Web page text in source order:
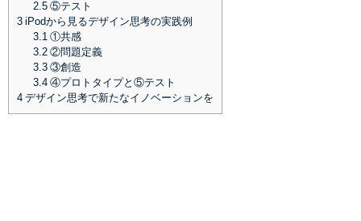
2.5⑤テスト
3 iPodから見るデザイン思考の実践例
3.1 ①共感
3.2②問題定義
3.3③創造
3.4④プロトタイプと⑤テスト
4 デザイン思考で新たなイノベーションを